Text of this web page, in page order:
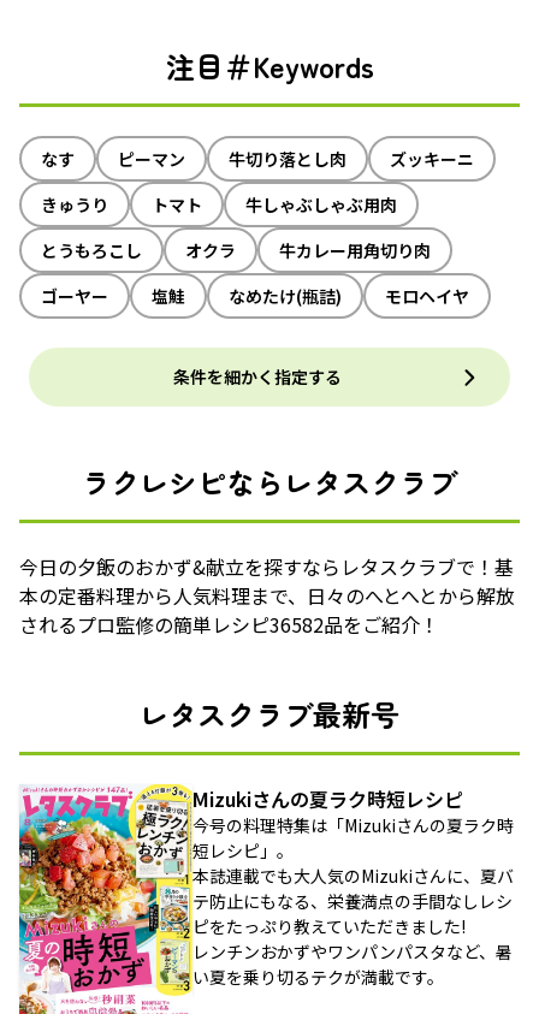
注目＃Keywords
なす ピーマン 牛切り落とし肉
ズッキーニ
きゅうり
トマト
牛しゃぶしゃぶ用肉
とうもろこし
オクラ
牛カレー用角切り肉
ゴーヤー
塩鮭 なめたけ(瓶詰) モロヘイヤ
条件を細かく指定する
ラクレシピならレタスクラブ
今日の夕飯のおかず&献立を探すならレタスクラブで！基
本の定番料理から人気料理まで、日々のへとへとから解放
されるプロ監修の簡単レシピ36582品をご紹介！
レタスクラブ最新号
Mizukiさんの夏ラク時短レシピ
今号の料理特集は「Mizukiさんの夏ラク時
短レシピ」。
本誌連載でも大人気のMizukiさんに、夏バ
テ防止にもなる、栄養満点の手間なしレシ
ピをたっぷり教えていただきました!
レンチンおかずやワンパンパスタなど、暑
い夏を乗り切るテクが満載です。